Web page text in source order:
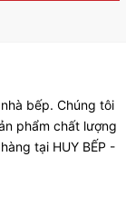
bếp. Chúng tôi
phẩm chất lượng
tại HUY BẾP -